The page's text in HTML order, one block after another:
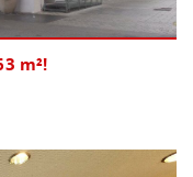
m²!